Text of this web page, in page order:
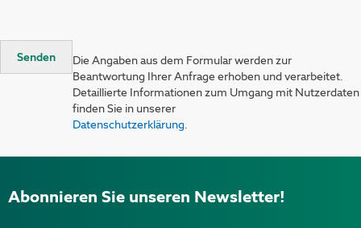
Senden
Die Angaben aus dem Formular werden zur
Beantwortung Ihrer Anfrage erhoben und verarbeitet.
Detaillierte Informationen zum Umgang mit Nutzerdaten
finden Sie in unserer
Datenschutzerklärung.
Abonnieren Sie unseren Newsletter!